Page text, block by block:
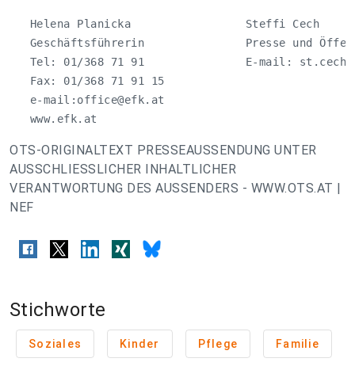
   Helena Planicka                 Steffi Cech
Geschäftsführerin               Presse und
   Tel: 01/368 71 91               E-mail:
   Fax: 01/368 71 91 15
   e-mail:
office@efk.at
   www.efk.at
OTS-ORIGINALTEXT PRESSEAUSSENDUNG UNTER
AUSSCHLIESSLICHER INHALTLICHER
VERANTWORTUNG DES AUSSENDERS - WWW.OTS.AT |
NEF
Stichworte
Soziales Kinder Pflege Familie